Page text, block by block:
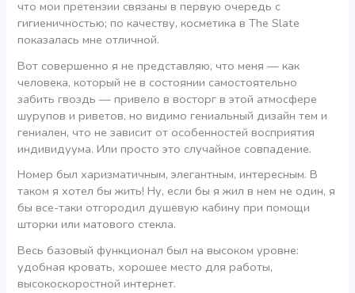
что мои претензии связаны в первую очередь с
гигиеничностью; по качеству, косметика в The Slate
показалась мне отличной.
Вот совершенно я не представляю, что меня — как
человека, который не в состоянии самостоятельно
забить гвоздь — привело в восторг в этой атмосфере
шурупов и риветов, но видимо гениальный дизайн тем и
гениален, что не зависит от особенностей восприятия
индивидуума. Или просто это случайное совпадение.
Номер был харизматичным, элегантным, интересным. В
таком я хотел бы жить! Ну, если бы я жил в нем не один, я
бы все-таки отгородил душевую кабину при помощи
шторки или матового стекла.
Весь базовый функционал был на высоком уровне:
удобная кровать, хорошее место для работы,
высокоскоростной интернет.